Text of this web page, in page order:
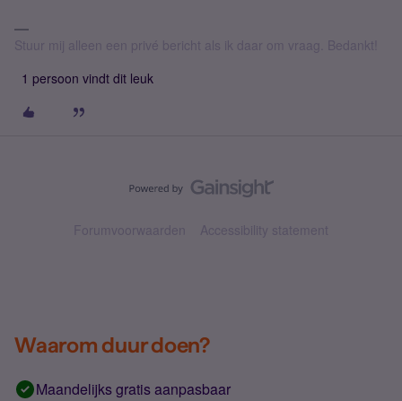
Stuur mij alleen een privé bericht als ik daar om vraag. Bedankt!
1 persoon vindt dit leuk
Forumvoorwaarden Accessibility statement
Waarom duur doen?
Maandelijks gratis aanpasbaar